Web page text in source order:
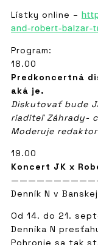
Lístky online –
and-robert-balzar-
Program:
18.00
Predkoncertná
aká je.
Diskutovať bude
riaditeľ Záhrady-
Moderuje redaktor
19.00
Koncert JK x
Denník N v
Od 14. do 21.
Denníka N
Pohronie sa tak